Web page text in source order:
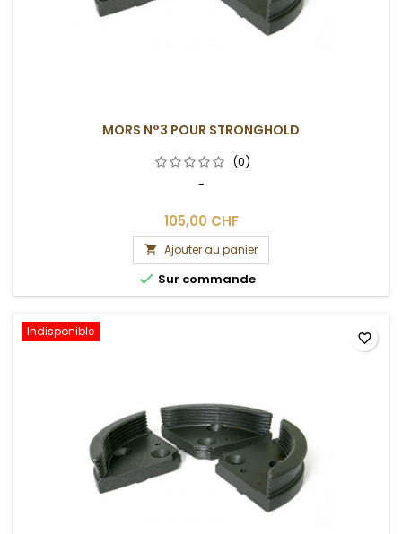
MORS N°3 POUR STRONGHOLD
(0)
-
105,00 CHF
 Ajouter au panier
 Sur commande
Indisponible favorite_border